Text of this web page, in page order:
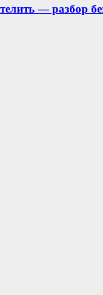
— разбор